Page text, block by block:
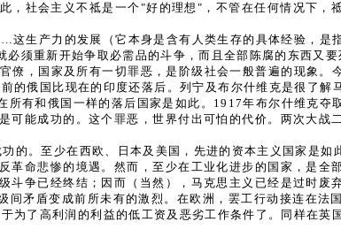
社会主义不祗是一个"好的理想"，不管在任何情况下，
生产力的发展（它本身是含有人类生存的具体经验，是
必须重新开始争取必需品的斗争，而且全部陈腐的东西又
，国家及所有一切罪恶，是阶级社会一般普遍的现象。
俄国比现在的印度还落后。列宁及布尔什维克是很了
有和俄国一样的落后国家是如此。1917年布尔什维克
能成功的。这个罪恶，世界付出可怕的代价。两次大
的。至少在西欧、日本及美国，先进的资本主义国家是
命悲惨的境遇。然而，至少在工业化进步的国家，是
争已经终结；因而（当然），马克思主义已经是过时
矛盾变成前所未有的激烈。在欧洲，罢工行动接连在法
了高利润的利益的低工资及恶劣工作条件了。同样在